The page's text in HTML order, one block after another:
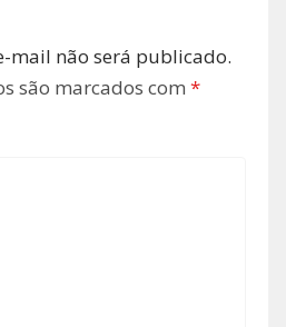
mail não será publicado.
são marcados com *